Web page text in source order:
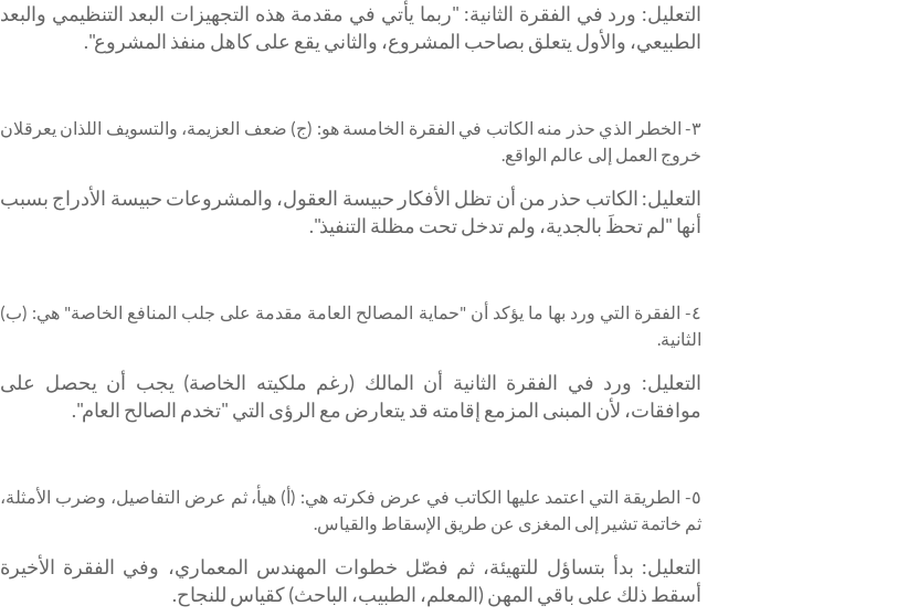
التعليل: ورد في الفقرة الثانية: "ربما يأتي في مقدمة هذه التجهيزات البعد التنظيمي والبعد
الطبيعي، والأول يتعلق بصاحب المشروع، والثاني يقع على كاهل منفذ المشروع".
٣- الخطر الذي حذر منه الكاتب في الفقرة الخامسة هو: (ج) ضعف العزيمة، والتسويف اللذان يعرقلان
خروج العمل إلى عالم الواقع.
التعليل: الكاتب حذر من أن تظل الأفكار حبيسة العقول، والمشروعات حبيسة الأدراج بسبب
أنها "لم تحظَ بالجدية، ولم تدخل تحت مظلة التنفيذ".
٤- الفقرة التي ورد بها ما يؤكد أن "حماية المصالح العامة مقدمة على جلب المنافع الخاصة" هي: (ب)
الثانية.
التعليل: ورد في الفقرة الثانية أن المالك (رغم ملكيته الخاصة) يجب أن يحصل على
موافقات، لأن المبنى المزمع إقامته قد يتعارض مع الرؤى التي "تخدم الصالح العام".
٥- الطريقة التي اعتمد عليها الكاتب في عرض فكرته هي: (أ) هيأ، ثم عرض التفاصيل، وضرب الأمثلة،
ثم خاتمة تشير إلى المغزى عن طريق الإسقاط والقياس.
التعليل: بدأ بتساؤل للتهيئة، ثم فصّل خطوات المهندس المعماري، وفي الفقرة الأخيرة
أسقط ذلك على باقي المهن (المعلم، الطبيب، الباحث) كقياس للنجاح.